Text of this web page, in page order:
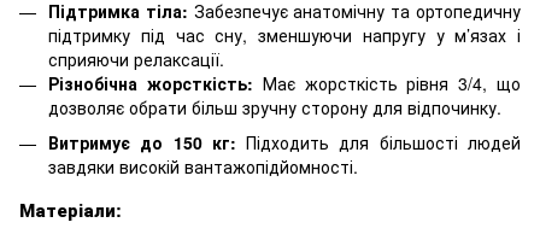
Підтримка тіла: Забезпечує анатомічну та ортопедичну
підтримку під час сну, зменшуючи напругу у м’язах і
сприяючи релаксації.
Різнобічна жорсткість: Має жорсткість рівня 3/4, що
дозволяє обрати більш зручну сторону для відпочинку.
Витримує до 150 кг: Підходить для більшості людей
завдяки високій вантажопідйомності.
Матеріали: